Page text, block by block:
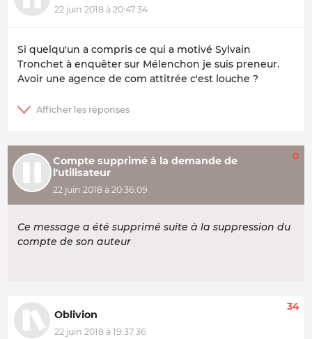
22 juin 2018 à 20:47:34
Si quelqu'un a compris ce qui a motivé Sylvain
Tronchet à enquêter sur Mélenchon je suis preneur.
Avoir une agence de com attitrée c'est louche ?
Compte supprimé à la demande de
l'utilisateur
22 juin 2018 à 20:36:09
0
Ce message a été supprimé suite à la suppression du
compte de son auteur
Oblivion
22 juin 2018 à 19:37:36
34